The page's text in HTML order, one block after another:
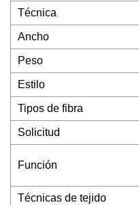
Técnica
Ancho
Peso
Estilo
Tipos de fibra
Solicitud
Función
Técnicas de tejido